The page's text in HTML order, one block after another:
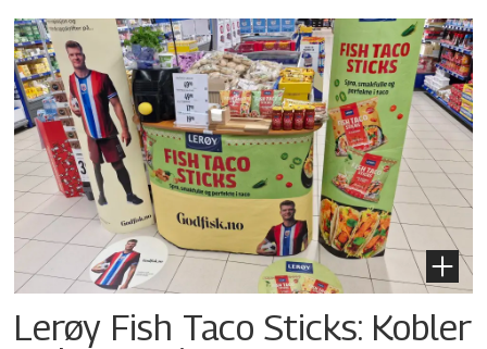
Lerøy Fish Taco Sticks: Kobler